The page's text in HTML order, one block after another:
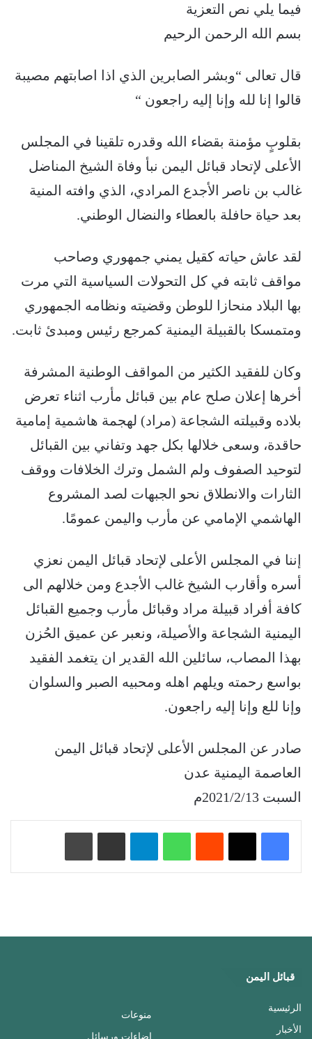
فيما يلي نص التعزية
بسم الله الرحمن الرحيم
قال تعالى “وبشر الصابرين الذي اذا اصابتهم مصيبة
قالوا إنا لله وإنا إليه راجعون “
بقلوبٍ مؤمنة بقضاء الله وقدره تلقينا في المجلس
الأعلى لإتحاد قبائل اليمن نبأ وفاة الشيخ المناضل
غالب بن ناصر الأجدع المرادي، الذي وافته المنية
بعد حياة حافلة بالعطاء والنضال الوطني.
لقد عاش حياته كقيل يمني جمهوري وصاحب
مواقف ثابته في كل التحولات السياسية التي مرت
بها البلاد منحازا للوطن وقضيته ونظامه الجمهوري
ومتمسكا بالقبيلة اليمنية كمرجع رئيس ومبدئ ثابت.
وكان للفقيد الكثير من المواقف الوطنية المشرفة
أخرها إعلان صلح عام بين قبائل مأرب اثناء تعرض
بلاده وقبيلته الشجاعة (مراد) لهجمة هاشمية إمامية
حاقدة، وسعى خلالها بكل جهد وتفاني بين القبائل
لتوحيد الصفوف ولم الشمل وترك الخلافات ووقف
الثارات والانطلاق نحو الجبهات لصد المشروع
الهاشمي الإمامي عن مأرب واليمن عمومًا.
إننا في المجلس الأعلى لإتحاد قبائل اليمن نعزي
أسره وأقارب الشيخ غالب الأجدع ومن خلالهم الى
كافة أفراد قبيلة مراد وقبائل مأرب وجميع القبائل
اليمنية الشجاعة والأصيلة، ونعبر عن عميق الحُزن
بهذا المصاب، سائلين الله القدير ان يتغمد الفقيد
بواسع رحمته ويلهم اهله ومحبيه الصبر والسلوان
وإنا للع وإنا إليه راجعون.
صادر عن المجلس الأعلى لإتحاد قبائل اليمن
العاصمة اليمنية عدن
السبت 2021/2/13م
واتساب تيلقرام
قبائل اليمن
الرئيسية
الأخبار
منوعات
إضاءات ورسائل